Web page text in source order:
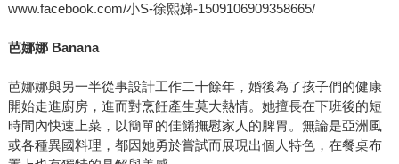
www.facebook.com/小S-徐熙娣-1509106909358665/
芭娜娜 Banana
芭娜娜與另一半從事設計工作二十餘年，婚後為了孩子們的健康
開始走進廚房，進而對烹飪產生莫大熱情。她擅長在下班後的短
時間內快速上菜，以簡單的佳餚撫慰家人的脾胃。無論是亞洲風
或各種異國料理，都因她勇於嘗試而展現出個人特色，在餐桌布